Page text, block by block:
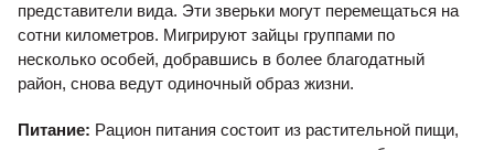
представители вида. Эти зверьки могут перемещаться на
сотни километров. Мигрируют зайцы группами по
несколько особей, добравшись в более благодатный
район, снова ведут одиночный образ жизни.
Питание: Рацион питания состоит из растительной пищи,